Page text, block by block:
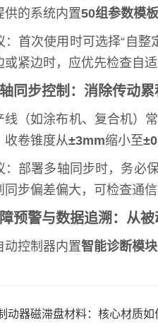
供的系统内置50组参数模板
：首次使用时可选择“自
紧边时，应优先检查自
同步控制：消除传动
线（如涂布机、复合机）
收卷锥度从±3mm缩小至
：部署多轴同步时，务必
同步偏差偏大，可检查通
预警与数据追溯：从
动控制器内置智能诊断模块
动器磁滞盘材料：核心材质